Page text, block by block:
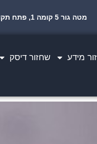
מטה גור 5 קומה 1, פתח תקווה
מידע שחזור דיסק